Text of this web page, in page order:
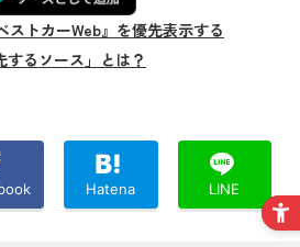
ストカーWeb』を優先表示する
するソース」とは？
Hatena LINE